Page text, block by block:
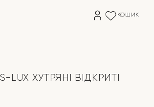
КОШИК
ХУТРЯНI ВІДКРИТІ